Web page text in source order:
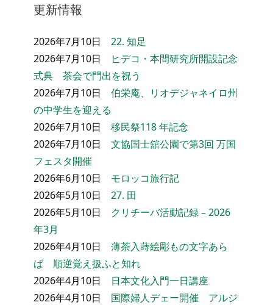
更新情報
2026年7月10日 22. 知足
2026年7月10日
ヒデコ・本間研究所開設記念
式典 茶会で門出を祝う
2026年7月10日 伯栄庵、リオデジャネイロ州
の中学生を迎える
2026年7月10日 移民祭118 年記念
2026年7月10日 文協国士舘公園で第3回 万国
フェスタ開催
2026年6月10日 モロッコ旅行記
2026年5月10日 27. 田
2026年5月10日 クリチーバ活動記録 – 2026
年3月
2026年4月10日 薄茶入蒔絵彫もの文字あら
ば 順逆覚え扱ふと知れ
2026年4月10日 日本文化入門一日講座
2026年4月10日 国際婦人デェー開催 アルジ